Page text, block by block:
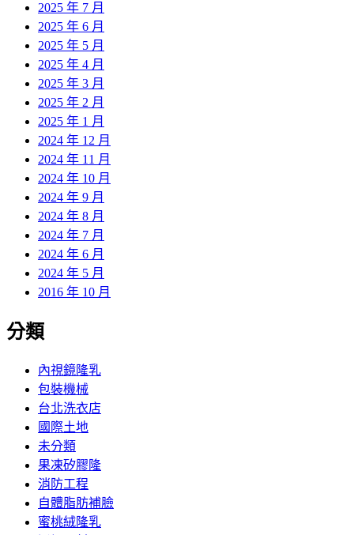
2025 年 7 月
2025 年 6 月
2025 年 5 月
2025 年 4 月
2025 年 3 月
2025 年 2 月
2025 年 1 月
2024 年 12 月
2024 年 11 月
2024 年 10 月
2024 年 9 月
2024 年 8 月
2024 年 7 月
2024 年 6 月
2024 年 5 月
2016 年 10 月
分類
內視鏡隆乳
包裝機械
台北洗衣店
國際土地
未分類
果凍矽膠隆
消防工程
自體脂肪補臉
蜜桃絨隆乳